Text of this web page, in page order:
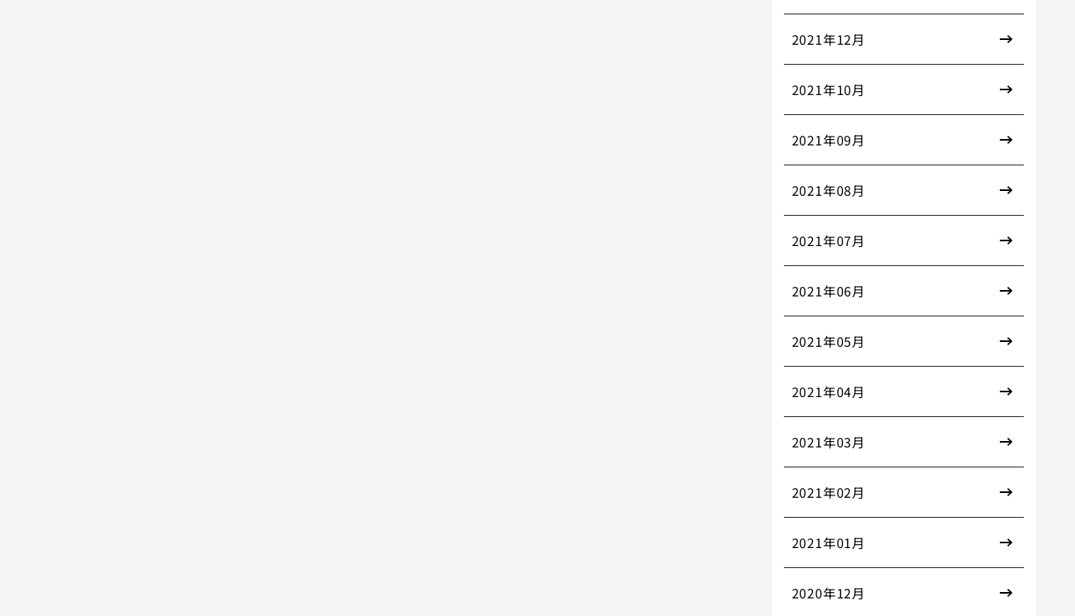
2021年12月
2021年10月
2021年09月
2021年08月
2021年07月
2021年06月
2021年05月
2021年04月
2021年03月
2021年02月
2021年01月
2020年12月